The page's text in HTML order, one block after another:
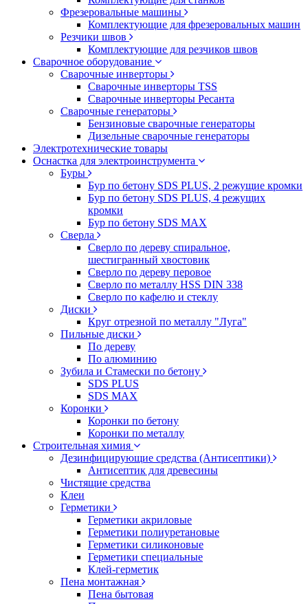
Фрезеровальные машины
Комплектующие для фрезеровальных машин
Резчики швов
Комплектующие для резчиков швов
Сварочное оборудование
Сварочные инверторы
Сварочные инверторы TSS
Сварочные инверторы Ресанта
Сварочные генераторы
Бензиновые сварочные генераторы
Дизельные сварочные генераторы
Электротехнические товары
Оснастка для электроинструмента
Буры
Бур по бетону SDS PLUS, 2 режущие кромки
Бур по бетону SDS PLUS, 4 режущих
кромки
Бур по бетону SDS MAX
Сверла
Сверло по дереву спиральное,
шестигранный хвостовик
Сверло по дереву перовое
Сверло по металлу HSS DIN 338
Сверло по кафелю и стеклу
Диски
Круг отрезной по металлу "Луга"
Пильные диски
По дереву
По алюминию
Зубила и Стамески по бетону
SDS PLUS
SDS MAX
Коронки
Коронки по бетону
Коронки по металлу
Строительная химия
Дезинфицирующие средства (Антисептики)
Антисептик для древесины
Чистящие средства
Клеи
Герметики
Герметики акриловые
Герметики полиуретановые
Герметики силиконовые
Герметики специальные
Клей-герметик
Пена монтажная
Пена бытовая